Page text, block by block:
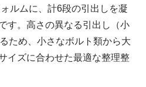
ルムに、計6段の引出しを凝
す。高さの異なる引出し（小
ため、小さなボルト類から大
イズに合わせた最適な整理整